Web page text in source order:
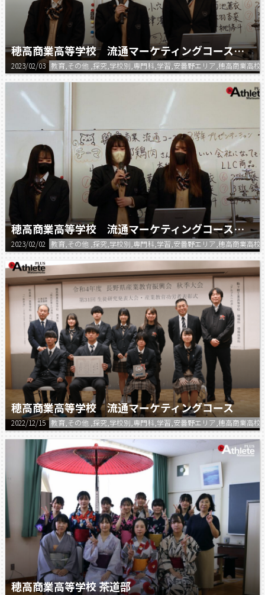
穂高商業高等学校 流通マーケティングコース プレゼン②
2023/02/03 教育,その他 ,探究,学校別,専門科,学習,安曇野エリア,穂高商業高校
穂高商業高等学校 流通マーケティングコース プレゼン①
2023/02/02 教育,その他 ,探究,学校別,専門科,学習,安曇野エリア,穂高商業高校
穂高商業高等学校 流通マーケティングコース
2022/12/15 教育,その他 ,探究,学校別,専門科,学習,安曇野エリア,穂高商業高校
穂高商業高等学校 茶道部